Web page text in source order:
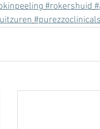
#rokershuid
#purezzoclinicals